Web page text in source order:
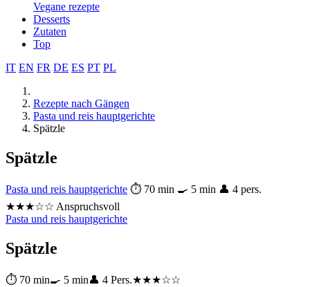
Vegane rezepte
Desserts
Zutaten
Top
IT EN FR DE ES PT PL
Rezepte nach Gängen
Pasta und reis hauptgerichte
Spätzle
Spätzle
Pasta und reis hauptgerichte ⏱ 70 min 🍳 5 min 👤 4 pers.
★★★☆☆ Anspruchsvoll
Pasta und reis hauptgerichte
Spätzle
⏱ 70 min🍳 5 min👤 4 Pers.★★★☆☆